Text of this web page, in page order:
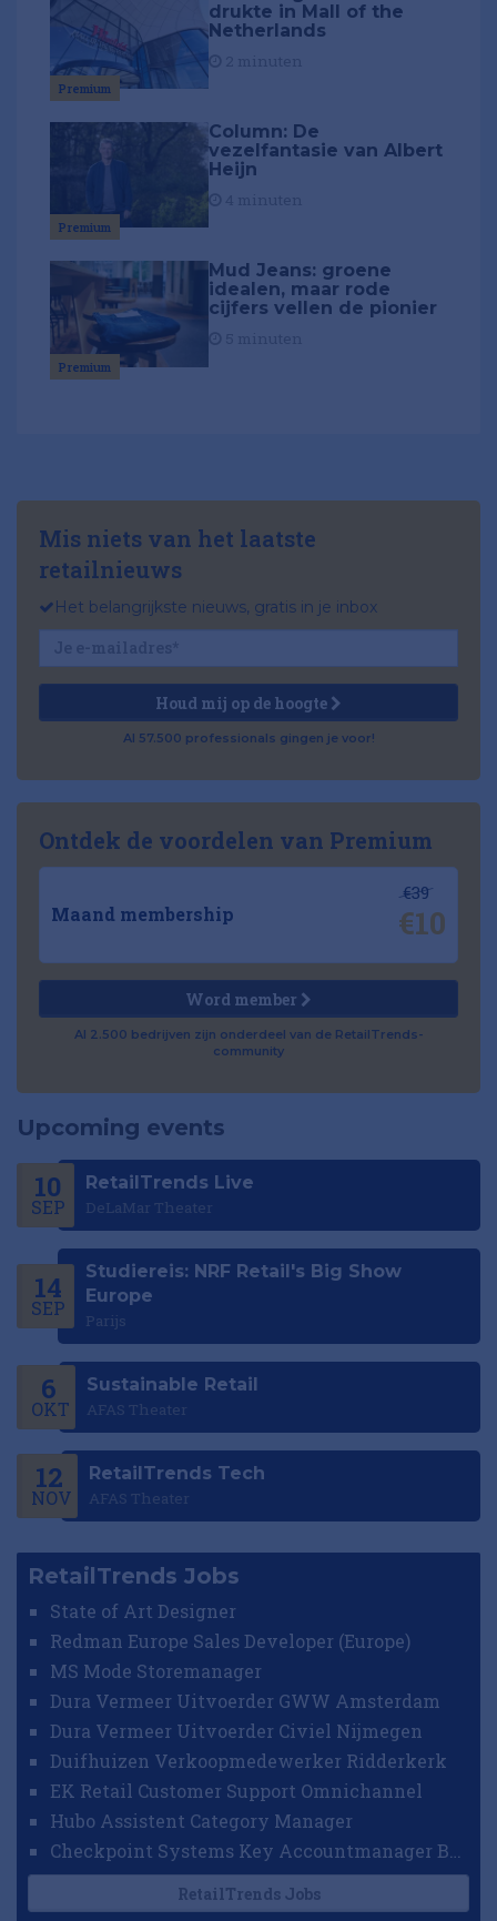
Premium
drukte in Mall of the
Netherlands
Premium
Column: De
vezelfantasie van Albert
Heijn
Premium
Mud Jeans: groene
idealen, maar rode
cijfers vellen de pionier
Mis niets van het laatste
retailnieuws
Het belangrijkste nieuws, gratis in je inbox
Houd mij op de hoogte
Al 57.500 professionals gingen je voor!
Ontdek de voordelen van Premium
Maand membership
€39
€10
Word member
Al 2.500 bedrijven zijn onderdeel van de RetailTrends-
community
Upcoming events
10
SEP
RetailTrends Live
DeLaMar Theater
14
SEP
Studiereis: NRF Retail's Big Show
Europe
Parijs
6
OKT
Sustainable Retail
AFAS Theater
12
NOV
RetailTrends Tech
AFAS Theater
RetailTrends Jobs
State of Art Designer
Redman Europe Sales Developer (Europe)
MS Mode Storemanager
Dura Vermeer Uitvoerder GWW Amsterdam
Dura Vermeer Uitvoerder Civiel Nijmegen
Duifhuizen Verkoopmedewerker Ridderkerk
EK Retail Customer Support Omnichannel
Hubo Assistent Category Manager
RetailTrends Jobs